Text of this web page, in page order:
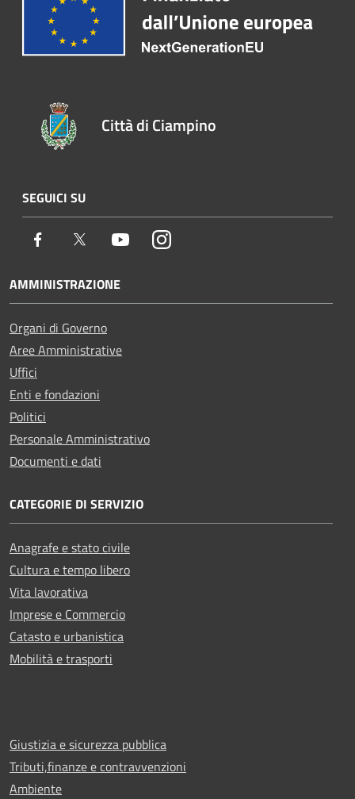
Città di Ciampino
SEGUICI SU
Facebook Twitter YoutubeInstagram
AMMINISTRAZIONE
Organi di Governo
Aree Amministrative
Uffici
Enti e fondazioni
Politici
Personale Amministrativo
Documenti e dati
CATEGORIE DI SERVIZIO
Anagrafe e stato civile
Cultura e tempo libero
Vita lavorativa
Imprese e Commercio
Catasto e urbanistica
Mobilità e trasporti
Giustizia e sicurezza pubblica
Tributi,finanze e contravvenzioni
Ambiente